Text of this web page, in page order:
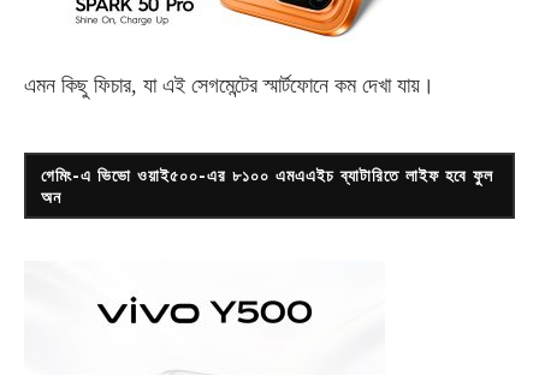
এমন কিছু ফিচার, যা এই সেগমেন্টের স্মার্টফোনে কম দেখা যায়।
গেমিং-এ ভিভো ওয়াই৫০০-এর ৮১০০ এমএএইচ ব্যাটারিতে লাইফ হবে ফুল
অন